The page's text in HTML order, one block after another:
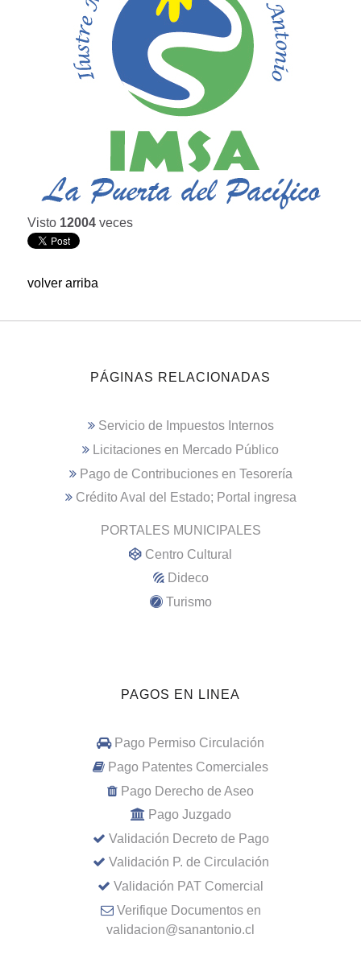
Visto 12004 veces
volver arriba
PÁGINAS RELACIONADAS
Servicio de Impuestos Internos
Licitaciones en Mercado Público
Pago de Contribuciones en Tesorería
Crédito Aval del Estado; Portal ingresa
PORTALES MUNICIPALES
Centro Cultural
Dideco
Turismo
PAGOS EN LINEA
Pago Permiso Circulación
Pago Patentes Comerciales
Pago Derecho de Aseo
Pago Juzgado
Validación Decreto de Pago
Validación P. de Circulación
Validación PAT Comercial
Verifique Documentos en
validacion@sanantonio.cl